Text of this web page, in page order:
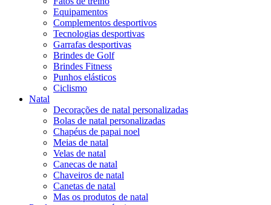
Equipamentos
Complementos desportivos
Tecnologias desportivas
Garrafas desportivas
Brindes de Golf
Brindes Fitness
Punhos elásticos
Ciclismo
Natal
Decorações de natal personalizadas
Bolas de natal personalizadas
Chapéus de papai noel
Meias de natal
Velas de natal
Canecas de natal
Chaveiros de natal
Canetas de natal
Mas os produtos de natal